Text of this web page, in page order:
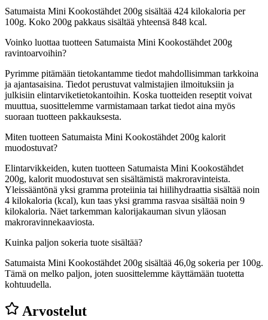
Satumaista Mini Kookostähdet 200g sisältää 424 kilokaloria per
100g. Koko 200g pakkaus sisältää yhteensä 848 kcal.
Voinko luottaa tuotteen Satumaista Mini Kookostähdet 200g
ravintoarvoihin?
Pyrimme pitämään tietokantamme tiedot mahdollisimman tarkkoina
ja ajantasaisina. Tiedot perustuvat valmistajien ilmoituksiin ja
julkisiin elintarviketietokantoihin. Koska tuotteiden reseptit voivat
muuttua, suosittelemme varmistamaan tarkat tiedot aina myös
suoraan tuotteen pakkauksesta.
Miten tuotteen Satumaista Mini Kookostähdet 200g kalorit
muodostuvat?
Elintarvikkeiden, kuten tuotteen Satumaista Mini Kookostähdet
200g, kalorit muodostuvat sen sisältämistä makroravinteista.
Yleissääntönä yksi gramma proteiinia tai hiilihydraattia sisältää noin
4 kilokaloria (kcal), kun taas yksi gramma rasvaa sisältää noin 9
kilokaloria. Näet tarkemman kalorijakauman sivun yläosan
makroravinnekaaviosta.
Kuinka paljon sokeria tuote sisältää?
Satumaista Mini Kookostähdet 200g sisältää 46,0g sokeria per 100g.
Tämä on melko paljon, joten suosittelemme käyttämään tuotetta
kohtuudella.
Arvostelut